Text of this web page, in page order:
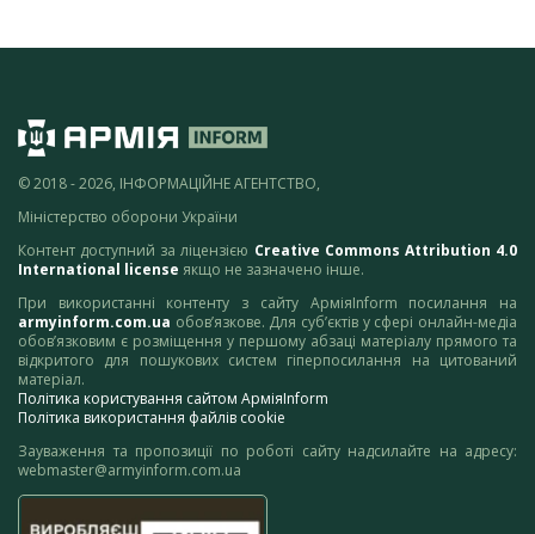
© 2018 - 2026, ІНФОРМАЦІЙНЕ АГЕНТСТВО,
Міністерство оборони України
Контент доступний за ліцензією Creative Commons Attribution 4.0
International license якщо не зазначено інше.
При використанні контенту з сайту АрміяInform посилання на
armyinform.com.ua обов’язкове. Для суб’єктів у сфері онлайн-медіа
обов’язковим є розміщення у першому абзаці матеріалу прямого та
відкритого для пошукових систем гіперпосилання на цитований
матеріал.
Політика користування сайтом АрміяInform
Політика використання файлів cookie
Зауваження та пропозиції по роботі сайту надсилайте на адресу:
webmaster@armyinform.com.ua